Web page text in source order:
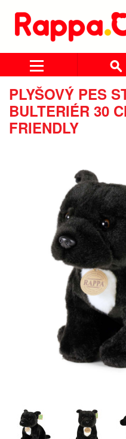
PLYŠOVÝ PES
BULTERIÉR 30
FRIENDLY